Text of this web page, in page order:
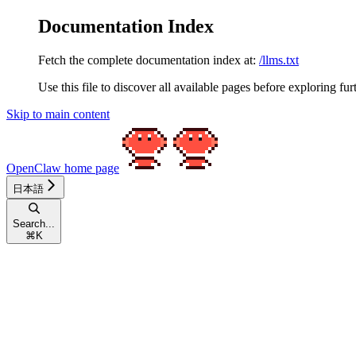
Documentation Index
Fetch the complete documentation index at: /llms.txt
Use this file to discover all available pages before exploring
Skip to main content
OpenClaw home page
日本語
Search...
⌘ K